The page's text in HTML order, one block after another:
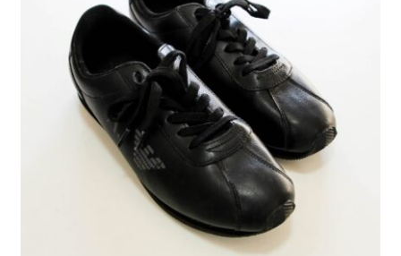
Minha Conta
Pagamento
Peças em promoção